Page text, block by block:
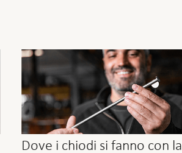
Dove i chiodi si fanno con la